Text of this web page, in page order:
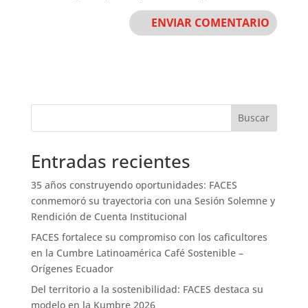
Buscar
Entradas recientes
35 años construyendo oportunidades: FACES
conmemoró su trayectoria con una Sesión Solemne y
Rendición de Cuenta Institucional
FACES fortalece su compromiso con los caficultores
en la Cumbre Latinoamérica Café Sostenible –
Orígenes Ecuador
Del territorio a la sostenibilidad: FACES destaca su
modelo en la Kumbre 2026